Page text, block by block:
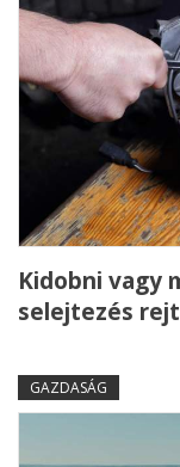
Kidobni vagy
selejtezés
GAZDASÁG